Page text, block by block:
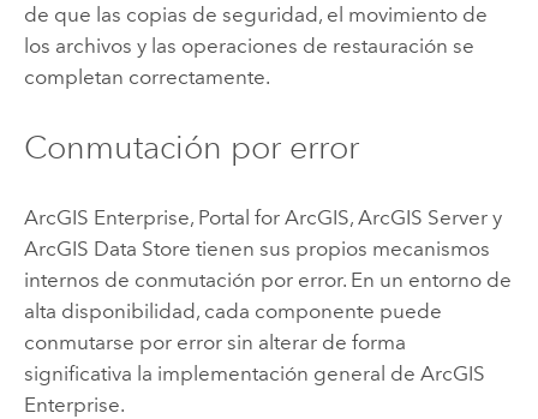
de que las copias de seguridad, el movimiento de
los archivos y las operaciones de restauración se
completan correctamente.
Conmutación por error
ArcGIS Enterprise, Portal for ArcGIS, ArcGIS Servery
ArcGIS Data Store tienen sus propios mecanismos
internos de conmutación por error. En un entorno de
alta disponibilidad, cada componente puede
conmutarse por error sin alterar de forma
significativa la implementación general de ArcGIS
Enterprise.